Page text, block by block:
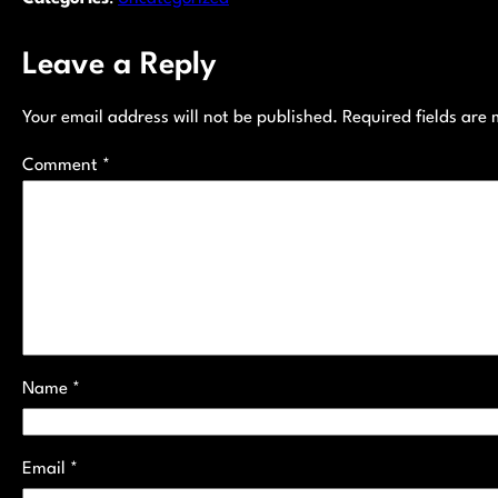
Leave a Reply
Your email address will not be published. Required fields are
Comment *
Name *
Email *